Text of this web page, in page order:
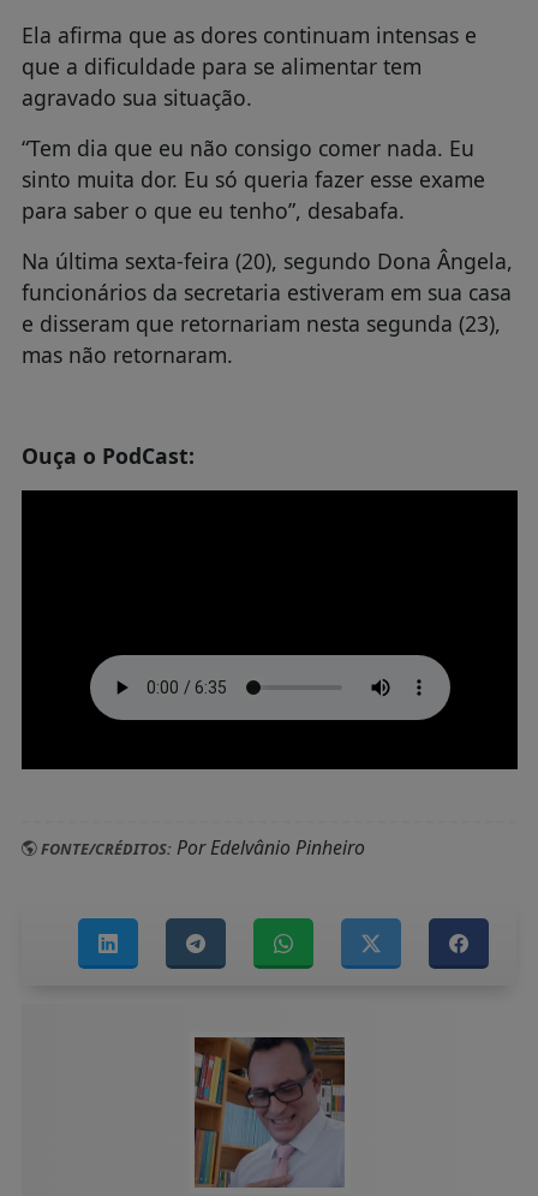
Ela afirma que as dores continuam intensas e
que a dificuldade para se alimentar tem
agravado sua situação.
“Tem dia que eu não consigo comer nada. Eu
sinto muita dor. Eu só queria fazer esse exame
para saber o que eu tenho”, desabafa.
Na última sexta-feira (20), segundo Dona Ângela,
funcionários da secretaria estiveram em sua casa
e disseram que retornariam nesta segunda (23),
mas não retornaram.
Ouça o PodCast:
FONTE/CRÉDITOS:Por Edelvânio Pinheiro